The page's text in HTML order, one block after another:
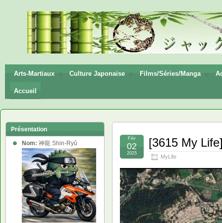
神龍
Shin-
Ryū
Arts-Martiaux Culture Japonaise Films/Séries/Manga
Accueil
[3615 My
MyLife
Fév
02
2025
Présentation
Nom: 神龍 Shin-Ryû